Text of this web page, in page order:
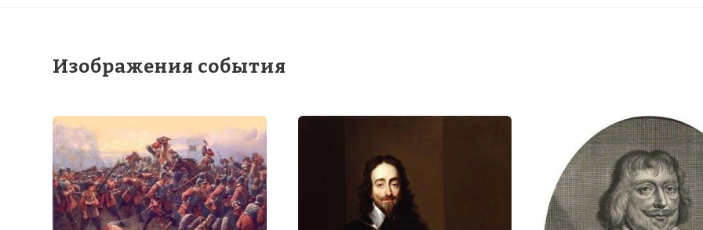
Изображения события